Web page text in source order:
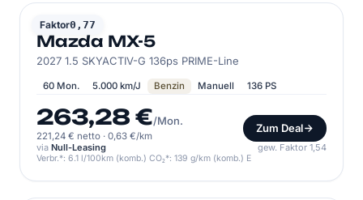
Faktor0,77
MAZDA
Mazda MX-5
2027 1.5 SKYACTIV-G 136ps PRIME-Line
60 Mon. 5.000 km/J Benzin Manuell 136 PS
263,28 €/Mon.
221,24 € netto · 0,63 €/km
Zum Deal
via Null-Leasing gew. Faktor 1,54
Verbr.*: 6.1 l/100km (komb.) CO₂*: 139 g/km (komb.) E